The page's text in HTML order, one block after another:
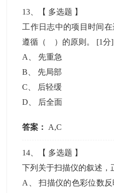
13 、【 多选题 】
工作日志中的项目时间
遵循（ ）的原则。 [1分]
A
先重急
B
先局部
C
后轻缓
D
后全面
答案： A,C
14 、【 多选题 】
下列关于扫描仪的叙述
A
、扫描仪的色彩位数